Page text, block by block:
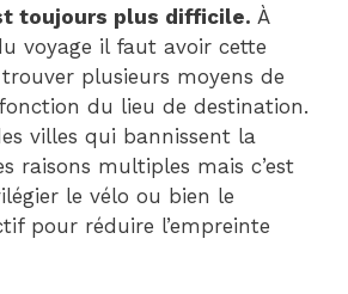
toujours plus difficile. À
voyage il faut avoir cette
plusieurs moyens de
du lieu de destination.
villes qui bannissent la
raisons multiples mais c’est
le vélo ou bien le
pour réduire l’empreinte